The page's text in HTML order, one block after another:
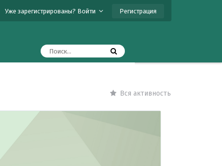
Уже зарегистрированы? Войти Регистрация
Вся активность